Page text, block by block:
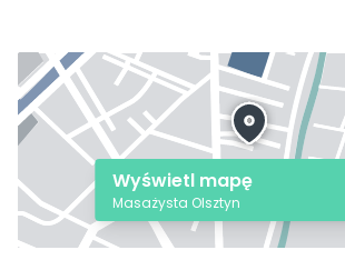
Wyświetl mapę
Masażysta Olsztyn